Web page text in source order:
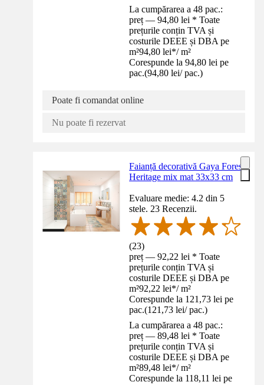
La cumpărarea a 48 pac.:
preț — 94,80 lei * Toate
prețurile conțin TVA și
costurile DEEE și DBA pe
m²94,80 lei*/ m²
Corespunde la 94,80 lei pe
pac.(94,80 lei/ pac.)
Poate fi comandat online
Nu poate fi rezervat
Faianță decorativă Gaya Fores
Heritage mix mat 33x33 cm
Evaluare medie: 4.2 din 5
stele. 23 Recenzii.
(23)
preț — 92,22 lei * Toate
prețurile conțin TVA și
costurile DEEE și DBA pe
m²92,22 lei*/ m²
Corespunde la 121,73 lei pe
pac.(121,73 lei/ pac.)
La cumpărarea a 48 pac.:
preț — 89,48 lei * Toate
prețurile conțin TVA și
costurile DEEE și DBA pe
m²89,48 lei*/ m²
Corespunde la 118,11 lei pe